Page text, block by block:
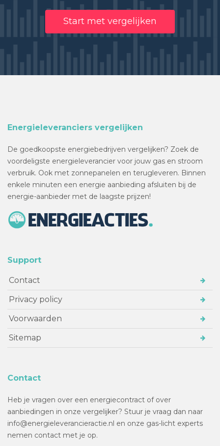
Start met vergelijken
Energieleveranciers vergelijken
De goedkoopste energiebedrijven vergelijken? Zoek de
voordeligste energieleverancier voor jouw gas en stroom
verbruik. Ook met zonnepanelen en terugleveren. Binnen
enkele minuten een energie aanbieding afsluiten bij de
energie-aanbieder met de laagste prijzen!
Support
Contact
Privacy policy
Voorwaarden
Sitemap
Contact
Heb je vragen over een energiecontract of over
aanbiedingen in onze vergelijker? Stuur je vraag dan naar
info@energieleverancieractie.nl en onze gas-licht experts
nemen contact met je op.